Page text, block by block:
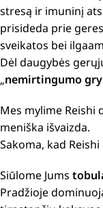
stresą ir imuninį
prisideda prie
sveikatos bei
Dėl daugybės
„nemirtingumo
Mes mylime Reishi
meniška išvaizda.
Sakoma, kad
Siūlome Jums
Pradžioje